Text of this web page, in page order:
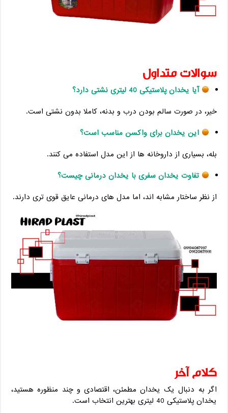
سوالات متداول
آیا یخدان پلاستیکی 40 لیتری نشتی دارد؟
خیر، در صورت سالم بودن درب و بدنه، کاملا بدون نشتی است.
این یخدان برای واکسن مناسب است؟
بله، بسیاری از داروخانه ‌ها از این مدل استفاده می ‌کنند.
تفاوت یخدان سفری با یخدان درمانی چیست؟
از نظر ساختار مشابه ‌اند، اما مدل‌ های درمانی عایق قوی ‌تری دارند.
کلام آخر
اگر به ‌دنبال یک یخدان مطمئن، اقتصادی و چند منظوره هستید،
یخدان پلاستیکی 40 لیتری بهترین انتخاب است.